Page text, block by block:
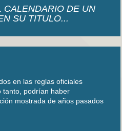
CALENDARIO DE UN
SU TITULO...
en las reglas oficiales
tanto, podrían haber
mostrada de años pasados